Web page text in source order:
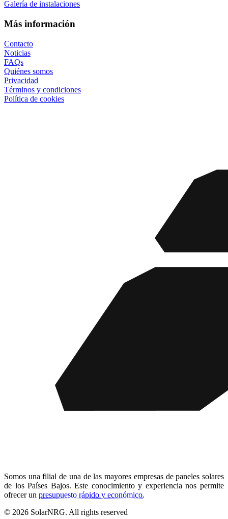
Galería de instalaciones
Más información
Contacto
Noticias
FAQs
Quiénes somos
Privacidad
Términos y condiciones
Política de cookies
Somos una filial de una de las mayores empresas de paneles solares
de los Países Bajos. Este conocimiento y experiencia nos permite
ofrecer un presupuesto rápido y económico.
© 2026 SolarNRG. All rights reserved